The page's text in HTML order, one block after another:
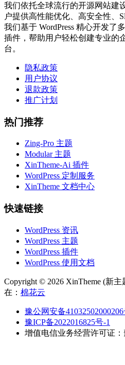
我们依托全球流行的开源网站建
户提供高性能优化、高安全性、
我们基于 WordPress 精心开发了
插件，帮助用户轻松创建专业的
台。
隐私政策
用户协议
退款政策
推广计划
热门推荐
Zing-Pro 主题
Modular 主题
XinTheme-Ai 插件
WordPress 定制服务
XinTheme 文档中心
快速链接
WordPress 资讯
WordPress 主题
WordPress 插件
WordPress 使用文档
Copyright © 2026 XinTheme (新主
在： 棉花云
豫公网安备
豫ICP备2022016825号-1
增值电信业务经营许可证：